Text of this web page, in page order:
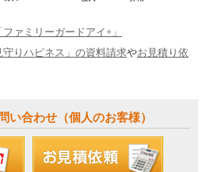
ァミリーガードアイ+」
りハピネス」の資料請求やお見積り依
い合わせ（個人のお客様）